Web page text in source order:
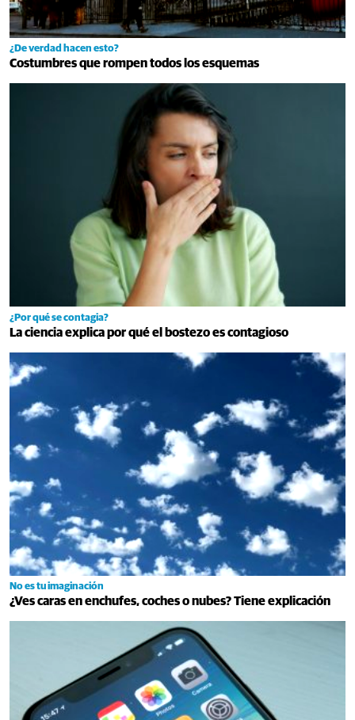
¿De verdad hacen esto?
Costumbres que rompen todos los esquemas
¿Por qué se contagia?
La ciencia explica por qué el bostezo es contagioso
No es tu imaginación
¿Ves caras en enchufes, coches o nubes? Tiene explicación